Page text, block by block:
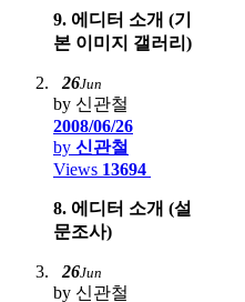
9. 에디터 소개 (기
본 이미지 갤러리)
26Jun
by 신관철
2008/06/26
by 신관철
Views 13694
8. 에디터 소개 (설
문조사)
26Jun
by 신관철